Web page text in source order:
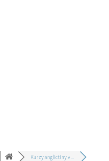
Kurzy anglictiny v ...